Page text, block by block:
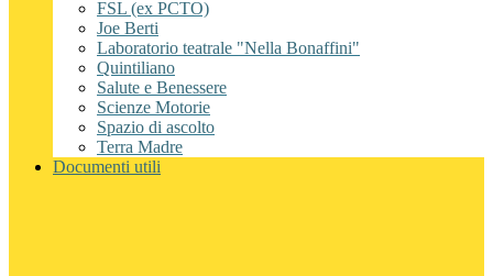
FSL (ex PCTO)
Joe Berti
Laboratorio teatrale "Nella Bonaffini"
Quintiliano
Salute e Benessere
Scienze Motorie
Spazio di ascolto
Terra Madre
Documenti utili